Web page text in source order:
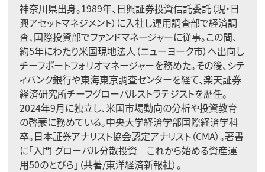
神奈川県出身。1989年、日興証券投資信託委託（現・日
興アセットマネジメント）に入社し運用調査部で経済調
査、国際投資部でファンドマネージャーに従事。この間、
約5年にわたり米国現地法人（ニューヨーク市）へ出向し
チーフポートフォリオマネージャーを務めた。その後、シテ
ィバンク銀行や東海東京調査センターを経て、楽天証券
経済研究所チーフグローバルストラテジストを歴任。
2024年9月に独立し、米国市場動向の分析や投資教育
の啓蒙に務めている。中央大学経済学部国際経済学科
卒。日本証券アナリスト協会認定アナリスト（CMA）。著書
に「入門 グローバル分散投資―これから始める資産運
用50のとびら」（共著/東洋経済新報社）。